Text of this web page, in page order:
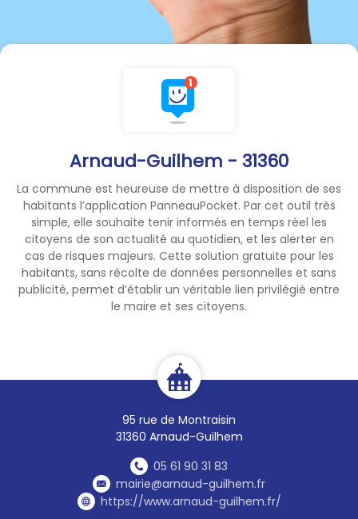
Arnaud-Guilhem - 31360
La commune est heureuse de mettre à disposition de ses
habitants l’application PanneauPocket. Par cet outil très
simple, elle souhaite tenir informés en temps réel les
citoyens de son actualité au quotidien, et les alerter en
cas de risques majeurs. Cette solution gratuite pour les
habitants, sans récolte de données personnelles et sans
publicité, permet d’établir un véritable lien privilégié entre
le maire et ses citoyens.
95 rue de Montraisin
31360 Arnaud-Guilhem
05 61 90 31 83
mairie@arnaud-guilhem.fr
https://www.arnaud-guilhem.fr/
présent soumise à des
restrictions de 15 %.
Cette mesure vise à réduire la
ressource et à préserver les
capacités du soutien d'étiage
pour la seconde partie de la
374 communes du
département sont désormais
en restriction de niveau alerte
sur les usages d’eau potable.
Des limitations de certains
usages sont mises en place.
Pour plus d’informations, vous
pouvez consulter le
https://atlasddt31.fr/etiag
la localisation ou le
https://vigieau.gouv.fr/
Détail des mesures de gestion
et de restriction appliquées
(prélèvements dans les cours
d’eau et leur nappe
d’accompagnement)